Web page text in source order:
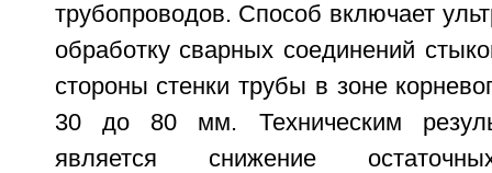
трубопроводов. Способ включает
обработку сварных соединений
стороны стенки трубы в зоне
30 до 80 мм. Техническим
является снижение